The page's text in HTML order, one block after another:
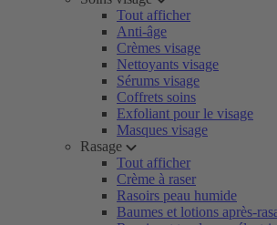
Tout afficher
Anti-âge
Crèmes visage
Nettoyants visage
Sérums visage
Coffrets soins
Exfoliant pour le visage
Masques visage
Rasage
Tout afficher
Crème à raser
Rasoirs peau humide
Baumes et lotions après-